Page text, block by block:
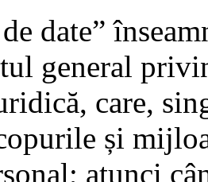
date”
general
care,
și
atunci